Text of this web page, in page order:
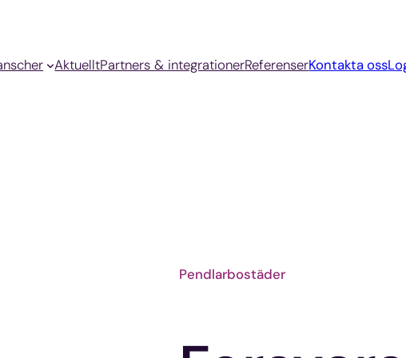
AktuelltPartners & integrationerReferenserKontakta oss
Pendlarbostäder